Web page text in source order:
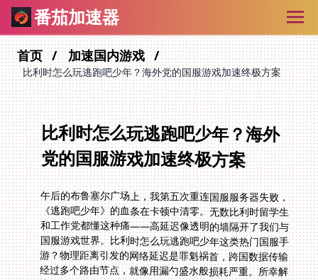
番茄加速器
首页 加速国内游戏
比利时怎么玩逃跑吧少年？海外党的国服游戏加速终极方案
比利时怎么玩逃跑吧少年？海外
党的国服游戏加速终极方案
午后的布鲁塞尔广场上，我第五次重连国服服务器失败，
《逃跑吧少年》的血条在卡顿中清零。无数比利时留学生
和工作党都懂这种痛——高延迟像透明的墙隔开了我们与
国服游戏世界。比利时怎么玩逃跑吧少年这类热门国服手
游？物理距离引发的网络延迟是罪魁祸首，跨国数据传输
经过多个路由节点，就像用漏勺盛水般损耗严重。所幸解
决利器早已诞生：专业游戏加速器通过部署全球中继节点
重构数据路径，本文就将带你解锁突破地域限制的实战技